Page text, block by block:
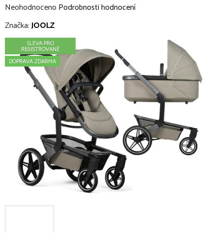
Průměrné
hodnocení
0,0
Neohodnoceno Podrobnosti hodnocení
Značka:JOOLZ
SLEVA PRO
REGISTROVANÉ
DOPRAVA ZDARMA